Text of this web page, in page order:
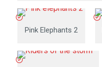
Pink Elephants 2